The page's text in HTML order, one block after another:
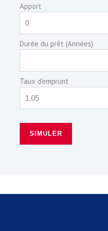
Apport
Durée du prêt (Années)
Taux d'emprunt
SIMULER